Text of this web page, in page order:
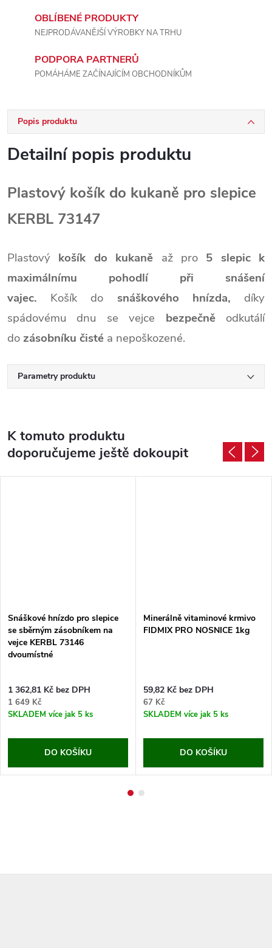
OBLÍBENÉ PRODUKTY
NEJPRODÁVANĚJŠÍ VÝROBKY NA TRHU
PODPORA PARTNERŮ
POMÁHÁME ZAČÍNAJÍCÍM OBCHODNÍKŮM
Popis produktu
Detailní popis produktu
Plastový košík do kukaně pro slepice
KERBL 73147
Plastový košík do kukaně až pro 5 slepic k
maximálnímu pohodlí při snášení
vajec.
Košík do snáškového hnízda, díky
spádovému dnu se vejce bezpečněodkutálí
do zásobníku čisté a nepoškozené.
Parametry produktu
K tomuto produktu
doporučujeme ještě dokoupit
Snáškové hnízdo pro slepice
se sběrným zásobníkem na
vejce KERBL 73146
dvoumístné
1 362,81 Kč bez DPH
1 649 Kč
SKLADEM více jak 5 ks
DO KOŠÍKU
Minerálně vitaminové krmivo
FIDMIX PRO NOSNICE 1kg
59,82 Kč bez DPH
67 Kč
SKLADEM více jak 5 ks
DO KOŠÍKU